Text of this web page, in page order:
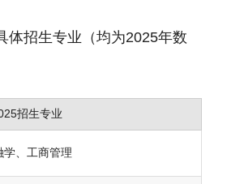
体招生专业（均为2025年数
招生专业
学、工商管理